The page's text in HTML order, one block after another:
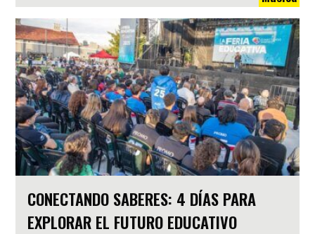
CONECTANDO SABERES: 4 DÍAS PARA
EXPLORAR EL FUTURO EDUCATIVO